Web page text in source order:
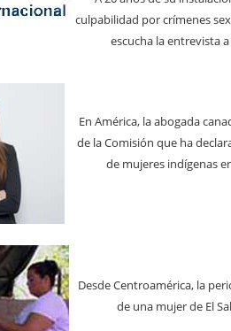
culpabilidad por crímenes
escucha la entrevista
En América, la abogada
de la Comisión que ha
de mujeres indígenas
Desde Centroamérica, la
de una mujer de El